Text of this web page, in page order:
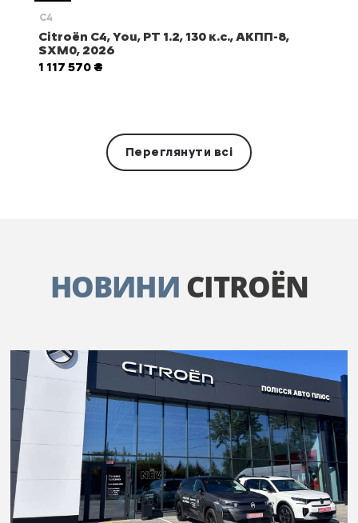
C4
Citroën С4, You, PT 1.2, 130 к.с., АКПП-8,
SXM0, 2026
1 117 570 ₴
Переглянути всі
НОВИНИ CITROËN